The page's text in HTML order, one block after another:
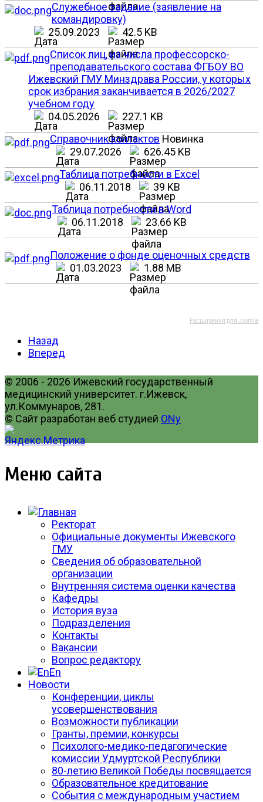
Служебное задание (заявление на
командировку)
25.09.2023
42.5 KB
Список лиц, из числа профессорско-
преподавательского состава ФГБОУ ВО
Ижевский ГМУ Минздрава России, у которых
срок избрания заканчивается в 2026/2027
учебном году
04.05.2026
227.1 KB
Справочник контактов Новинка
29.07.2026
626.45 KB
Таблица потребности в Excel
06.11.2018
39 KB
Таблица потребности в Word
06.11.2018
23.66 KB
Положение о фонде оценочных средств
01.03.2023
1.88 MB
Расширения для Joomla
Назад
Вперед
© 2006 - 2026 Ижевский государственный
медицинский университет. г.Ижевск,
ул.Коммунаров, 281.
© Сайт разработан веб студией ONy
Меню сайта
Ректорат
Официальные документы Ижевского
ГМУ
Сведения об образовательной
организации
Внутренняя система оценки качества
Кафедры
История вуза
Подразделения
Контакты
Вакансии
Вопрос редактору
En
Новости
Конференции, циклы
усовершенствования
Возможности публикации
Гранты, премии, конкурсы
Психолого-медико-педагогические
комиссии Удмуртской Республики
80-летию Великой Победы посвящается
Образовательное кредитование
События с международным участием